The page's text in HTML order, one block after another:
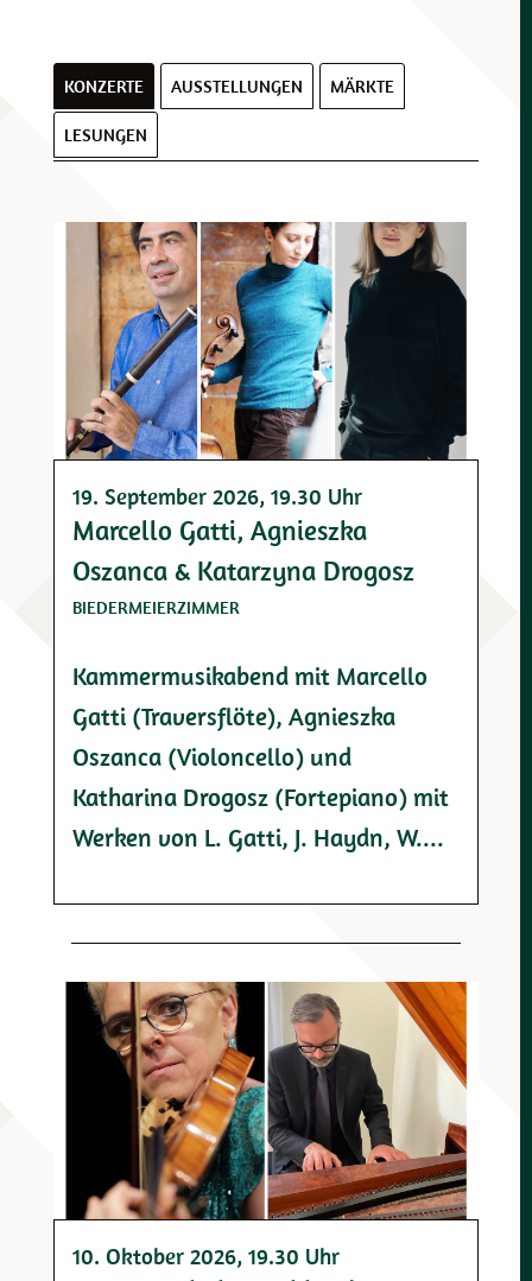
KONZERTE AUSSTELLUNGEN MÄRKTE
LESUNGEN
19. September 2026, 19.30 Uhr
Marcello Gatti, Agnieszka
Oszanca & Katarzyna Drogosz
BIEDERMEIERZIMMER
Kammermusikabend mit Marcello
Gatti (Traversflöte), Agnieszka
Oszanca (Violoncello) und
Katharina Drogosz (Fortepiano) mit
Werken von L. Gatti, J. Haydn, W....
10. Oktober 2026, 19.30 Uhr